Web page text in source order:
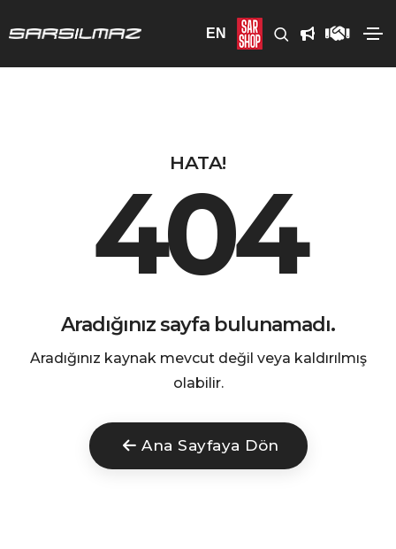
EN
HATA!
404
Aradığınız sayfa bulunamadı.
Aradığınız kaynak mevcut değil veya kaldırılmış
olabilir.
Ana Sayfaya Dön